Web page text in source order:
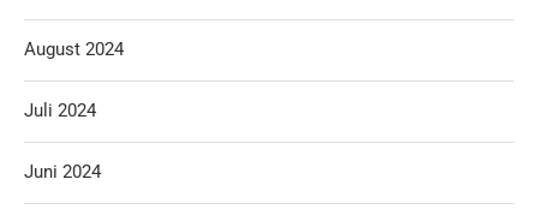
August 2024
Juli 2024
Juni 2024